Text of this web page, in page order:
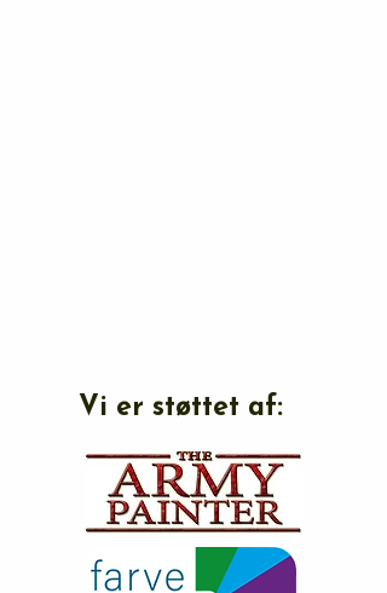
Vi er støttet af: